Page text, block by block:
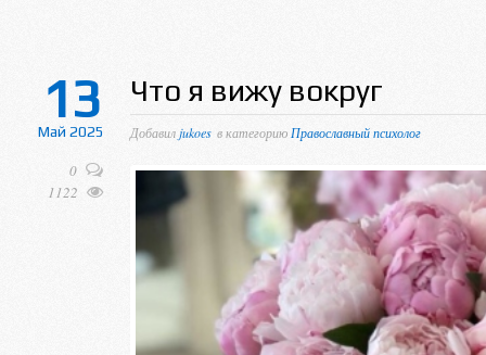
13
Май 2025
0
1122
Что я вижу вокруг
Добавил jukoes в категорию Православный психолог